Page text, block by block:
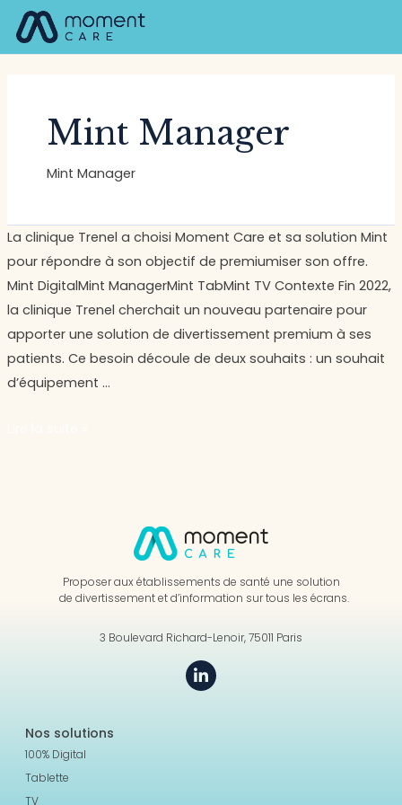
Aller
contenu
Mint Manager
Mint Manager
La clinique Trenel a choisi Moment Care et sa solution Mint
pour répondre à son objectif de premiumiser son offre.
Mint DigitalMint ManagerMint TabMint TV Contexte Fin 2022,
la clinique Trenel cherchait un nouveau partenaire pour
apporter une solution de divertissement premium à ses
patients. Ce besoin découle de deux souhaits : un souhait
d’équipement …
Clinique
Trenel
Proposer aux établissements de santé une solution
de divertissement et d’information sur tous les écrans.
3 Boulevard Richard-Lenoir, 75011 Paris
Nos solutions
100% Digital
Tablette
TV